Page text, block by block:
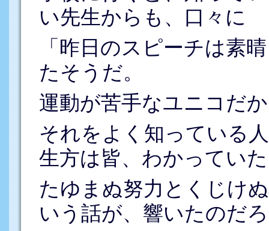
い先生からも、口々に
「昨日のスピーチは素
たそうだ。
運動が苦手なユニコだ
それをよく知っている
生方は皆、わかってい
たゆまぬ努力とくじけ
いう話が、響いたのだ